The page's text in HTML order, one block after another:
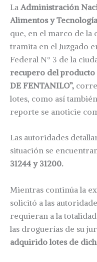
La Administración
Alimentos y
que, en el marco de la
tramita en el Juzgado
Federal N° 3 de la
recupero del producto
DE FENTANILO”,
lotes, como así
reporte se anoticie
Las autoridades
situación se
31244 y 31200.
Mientras continúa la
solicitó a las
requieran a la
las droguerías de su
adquirido lotes de